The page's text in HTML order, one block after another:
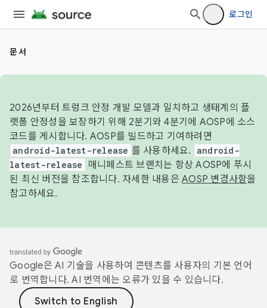
로그인
문서
2026년부터 트렁크 안정 개발 모델과 일치하고 생태계의 플
랫폼 안정성을 보장하기 위해 2분기와 4분기에 AOSP에 소스
코드를 게시합니다. AOSP를 빌드하고 기여하려면
android-latest-release 를 사용하세요.
android-
latest-release
매니페스트 브랜치는 항상 AOSP에 푸시
된 최신 버전을 참조합니다. 자세한 내용은 AOSP 변경사항을
참고하세요.
Google은 AI 기술을 사용하여 콘텐츠를 사용자의 기본 언어
로 번역합니다. AI 번역에는 오류가 있을 수 있습니다.